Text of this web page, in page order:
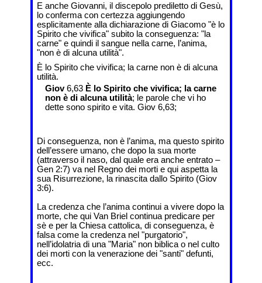
E anche Giovanni, il discepolo prediletto di Gesù,
lo conferma con certezza aggiungendo
esplicitamente alla dichiarazione di Giacomo "è lo
Spirito che vivifica" subito la conseguenza: "la
carne" e quindi il sangue nella carne, l’anima,
"non è di alcuna utilità".
È lo Spirito che vivifica; la carne non è di alcuna
utilità.
Giov6,63 È lo Spirito che vivifica; la carne
non è di alcuna utilità; le parole che vi ho
dette sono spirito e vita. Giov 6,63;
Di conseguenza, non è l’anima, ma questo spirito
dell’essere umano, che dopo la sua morte
(attraverso il naso, dal quale era anche entrato –
Gen 2:7) va nel Regno dei morti e qui aspetta la
sua Risurrezione, la rinascita dallo Spirito (Giov
3:6).
La credenza che l’anima continui a vivere dopo la
morte, che qui Van Briel continua predicare per
sè e per la Chiesa cattolica, di conseguenza, è
falsa come la credenza nel "purgatorio",
nell’idolatria di una "Maria" non biblica o nel culto
dei morti con la venerazione dei "santi" defunti,
ecc.